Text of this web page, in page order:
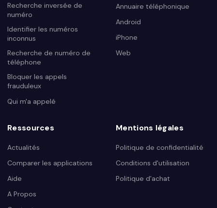
Recherche inversée de
numéro
Identifier les numéros
inconnus
Recherche de numéro de
téléphone
Bloquer les appels
frauduleux
Qui m'a appelé
Annuaire téléphonique
Android
iPhone
Web
Ressources
Actualités
Comparer les applications
Aide
A Propos
Mentions légales
Politique de confidentialité
Conditions d'utilisation
Politique d'achat